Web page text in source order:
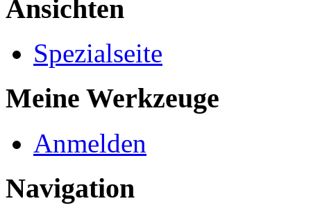
Ansichten
Spezialseite
Meine Werkzeuge
Anmelden
Navigation